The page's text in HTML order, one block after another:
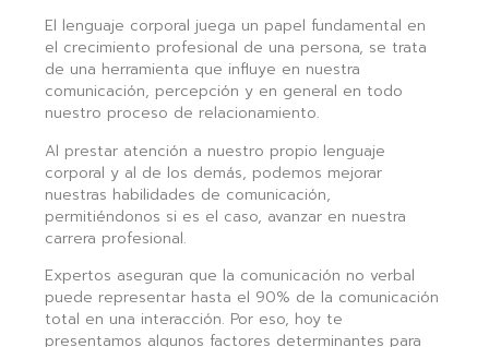
El lenguaje corporal juega un papel fundamental en
el crecimiento profesional de una persona, se trata
de una herramienta que influye en nuestra
comunicación, percepción y en general en todo
nuestro proceso de relacionamiento.
Al prestar atención a nuestro propio lenguaje
corporal y al de los demás, podemos mejorar
nuestras habilidades de comunicación,
permitiéndonos si es el caso, avanzar en nuestra
carrera profesional.
Expertos aseguran que la comunicación no verbal
puede representar hasta el 90% de la comunicación
total en una interacción. Por eso, hoy te
presentamos algunos factores determinantes para